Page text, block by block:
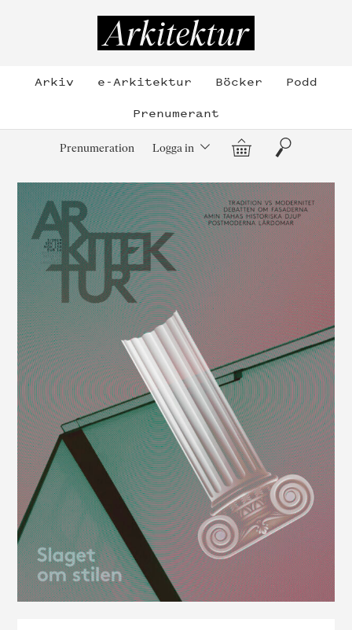
Arkiv e-Arkitektur Böcker
Podd
Prenumerant
Prenumeration Logga in Varukorg
Sök